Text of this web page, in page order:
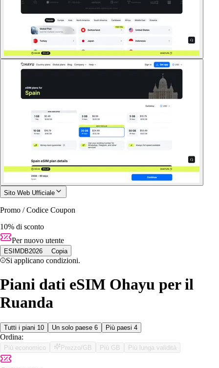
Sito Web Ufficiale
Promo / Codice Coupon
10% di sconto
Per nuovo utente
ESIMDB2026 Copia
Si applicano condizioni.
Piani dati eSIM Ohayu per il
Ruanda
Tutti i piani 10 Un solo paese 6 Più paesi 4
Ordina:
Più economico Prezzo/GB Più GB Più lunga validità